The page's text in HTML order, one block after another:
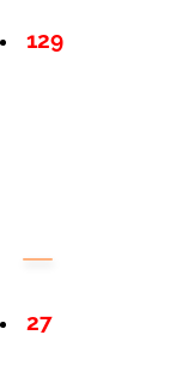
129
27